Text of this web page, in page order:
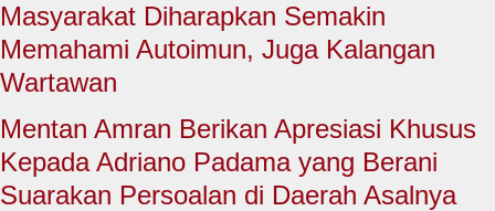
HUKUM & KRIMINAL
TNI & POLRI
Masyarakat Diharapkan Semakin
Memahami Autoimun, Juga Kalangan
Wartawan
Mentan Amran Berikan Apresiasi Khusus
Kepada Adriano Padama yang Berani
Suarakan Persoalan di Daerah Asalnya